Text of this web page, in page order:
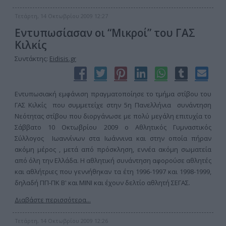
Τετάρτη, 14 Οκτωβρίου 2009 12:27
Εντυπωσίασαν οι “Μικροί” του ΓΑΣ
Κιλκίς
Συντάκτης: Eidisis.gr
Εντυπωσιακή εμφάνιση πραγματοποίησε το τμήμα στίβου του
ΓΑΣ Κιλκίς που συμμετείχε στην 5η Πανελλήνια συνάντηση
Νεότητας στίβου που διοργάνωσε με πολύ μεγάλη επιτυχία το
Σάββατο 10 Οκτωβρίου 2009 ο Αθλητικός Γυμναστικός
Σύλλογος Ιωαννίνων στα Ιωάννινα και στην οποία πήραν
ακόμη μέρος , μετά από πρόσκληση, εννέα ακόμη σωματεία
από όλη την Ελλάδα. Η αθλητική συνάντηση αφορούσε αθλητές
και αθλήτριες που γεννήθηκαν τα έτη 1996-1997 και 1998-1999,
δηλαδή ΠΠ-ΠΚ Β' και ΜΙΝΙ και έχουν δελτίο αθλητή ΣΕΓΑΣ.
Διαβάστε περισσότερα...
Τετάρτη, 14 Οκτωβρίου 2009 12:26